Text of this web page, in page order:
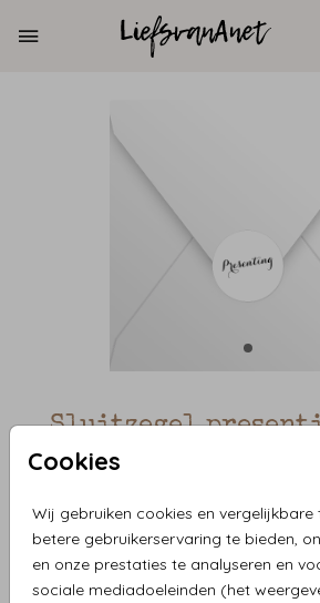
Cookies
Wij gebruiken cookies en vergelijkbare
betere gebruikerservaring te bieden,
en onze prestaties te analyseren en
sociale mediadoeleinden (het
Sluitzegel
niet beschikbaar
Helaas is dit product tijdelijk
Heb je vragen? Neem dan contact